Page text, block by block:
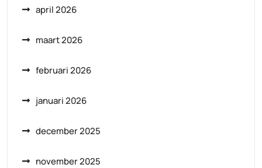
april 2026
maart 2026
februari 2026
januari 2026
december 2025
november 2025